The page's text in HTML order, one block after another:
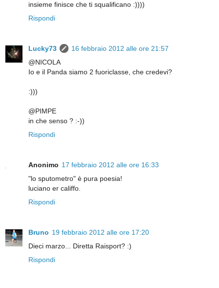
insieme finisce che ti squalificano :))))
Rispondi
Lucky73
16 febbraio 2012 alle ore 21:57
@NICOLA
Io e il Panda siamo 2 fuoriclasse, che credevi?
:)))
@PIMPE
in che senso ? :-))
Rispondi
Anonimo 17 febbraio 2012 alle ore 16:33
"lo sputometro" è pura poesia!
luciano er califfo.
Rispondi
Bruno 19 febbraio 2012 alle ore 17:20
Dieci marzo... Diretta Raisport? :)
Rispondi